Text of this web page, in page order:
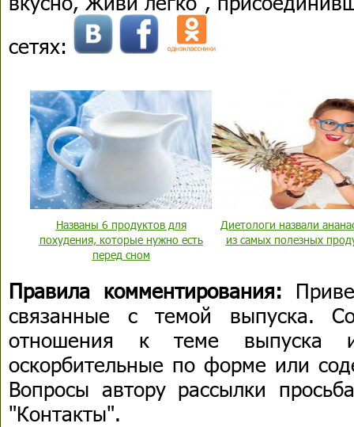
сетях:
Названы 6 продуктов для
похудения, которые нужно есть
перед сном
Диетологи назвали
из самых полезных
Правила комментирования:
связанные с темой выпуска.
отношения к теме выпуска
оскорбительные по форме или
Вопросы автору рассылки
"Контакты".